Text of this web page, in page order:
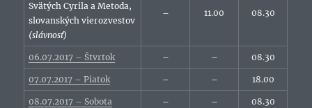
Svätých Cyrila a Metoda,
slovanských vierozvestov
(slávnosť)
– 11.00 08.30
06.07.2017 – Štvrtok – – 08.30
07.07.2017 – Piatok – – 18.00
08.07.2017 – Sobota – – 08.30